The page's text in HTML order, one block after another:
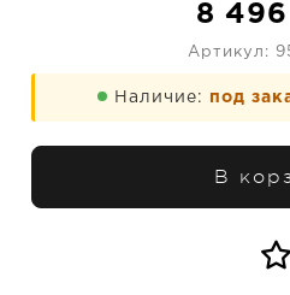
8 496
Артикул:
Наличие: под
В